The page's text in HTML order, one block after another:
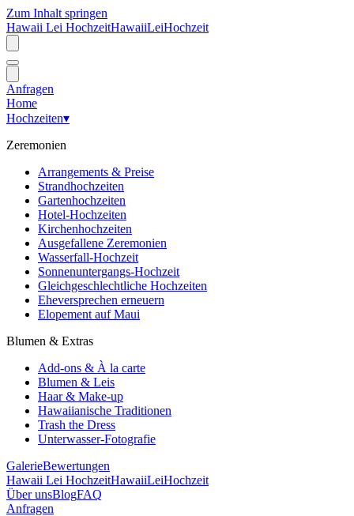
Zum Inhalt springen
Hawaii Lei HochzeitHawaiiLeiHochzeit
Anfragen
Home
Hochzeiten▾
Zeremonien
Arrangements & Preise
Strandhochzeiten
Gartenhochzeiten
Hotel-Hochzeiten
Kirchenhochzeiten
Ausgefallene Zeremonien
Wasserfall-Hochzeit
Sonnenuntergangs-Hochzeit
Gleichgeschlechtliche Hochzeiten
Eheversprechen erneuern
Elopement auf Maui
Blumen & Extras
Add-ons & À la carte
Blumen & Leis
Haar & Make-up
Hawaiianische Traditionen
Trash the Dress
Unterwasser-Fotografie
GalerieBewertungen
Hawaii Lei HochzeitHawaiiLeiHochzeit
Über unsBlogFAQ
Anfragen